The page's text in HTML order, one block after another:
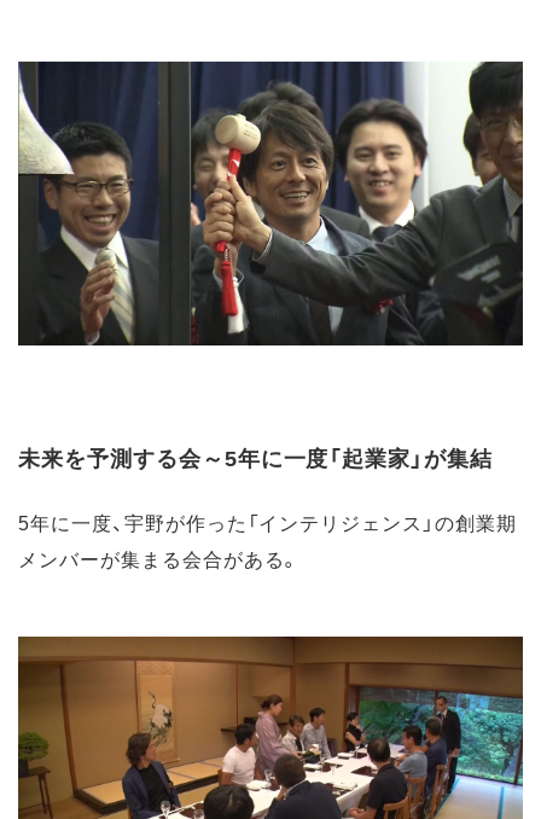
未来を予測する会～5年に一度「起業家」が集結
5年に一度、宇野が作った「インテリジェンス」の創業期
メンバーが集まる会合がある。